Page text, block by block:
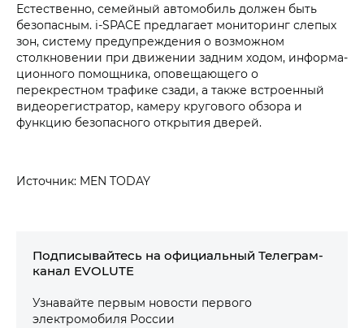
Естественно, семейный автомобиль должен быть
безопасным. i‑SPACE предлагает мониторинг слепых
зон, систему предупреждения о возможном
столкновении при движении задним ходом, информа­
ционного помощника, оповещающего о
перекрестном трафике сзади, а также встроенный
видеорегистратор, камеру кругового обзора и
функцию безопасного открытия дверей.
Источник: MEN TODAY
Подписывайтесь на официальный Телеграм-
канал EVOLUTE
Узнавайте первым новости первого
электромобиля России